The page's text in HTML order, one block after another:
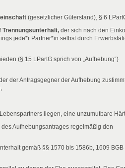
(gesetzlicher Güterstand), § 6
Trennungsunterhalt, der sich nach den
jede*r Partner*in selbst durch
(§ 15 LPartG sprich von „Aufhebung“)
der Antragsgegner der Aufhebung
liegen, eine unzumutbare
Aufhebungsantrages regelmäßig den
gemäß §§ 1570 bis 1586b, 1609 BGB